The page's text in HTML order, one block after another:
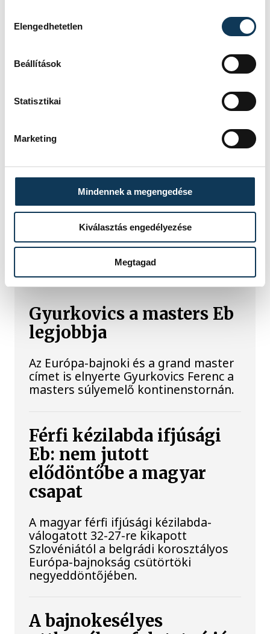
Elengedhetetlen
Beállítások
Statisztikai
Marketing
Mindennek a megengedése
Kiválasztás engedélyezése
Megtagad
figyelni.
Lekapcsolják Veszprém
díszkivilágítását,
elzárják a szökőkutakat
felhívásához csatlakozva Veszprém
városa és Veszprémi Főegyházmegye
és nevezetességek díszkivilágítását.
SPORT
Gyurkovics a masters Eb
legjobbja
Az Európa-bajnoki és a grand master
címet is elnyerte Gyurkovics Ferenc a
masters súlyemelő kontinenstornán.
Férfi kézilabda ifjúsági
Eb: nem jutott
elődöntőbe a magyar
csapat
A magyar férfi ifjúsági kézilabda-
válogatott 32-27-re kikapott
Szlovéniától a belgrádi korosztályos
Európa-bajnokság csütörtöki
negyeddöntőjében.
A bajnokesélyes